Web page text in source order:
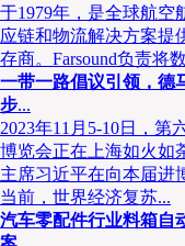
90%以上，全程冷链使
→冷链配送→冷链方式零
熟悉不过了，在认知上，
以上传统的商业模式，
目前市场上的新商业模式
未来。
于1979年，是全球航空
应链和物流解决方案提
存商。Farsound负责将
一带一路倡议引领，德
步...
2023年11月5-10日，第
博览会正在上海如火如
主席习近平在向本届进
当前，世界经济复苏...
汽车零配件行业料箱自